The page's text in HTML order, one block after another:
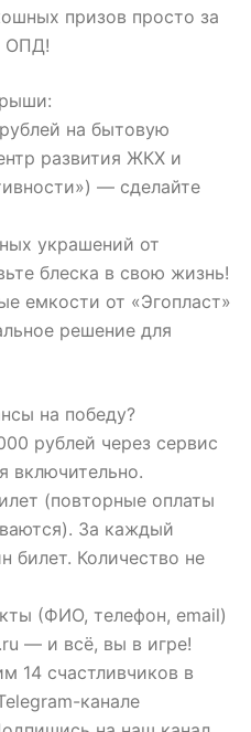
призов просто за
ОПД!
на бытовую
развития ЖКХ и
— сделайте
украшений от
блеска в свою жизнь!
емкости от «Эгопласт»
решение для
на победу?
рублей через сервис
включительно.
(повторные оплаты
За каждый
билет. Количество не
(ФИО, телефон, email)
— и всё, вы в игре!
14 счастливчиков в
канале